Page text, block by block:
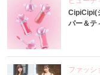
CipiCipi(
パー＆
ファッシ